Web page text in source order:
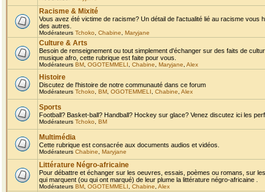
Racisme & Mixité
Vous avez été victime de racisme? Un détail de l'actualité lié au racisme
des autres.
Modérateurs Tchoko Chabine Maryjane
Culture & Arts
Besoin de renseignement ou tout simplement d'échanger sur des faits de
musique afro, cette rubrique est faite pour vous.
Modérateurs BM OGOTEMMELI Chabine Maryjane Alex
Histoire
Discutez de l'histoire de notre communauté dans ce forum
Modérateurs Tchoko BM OGOTEMMELI Chabine Alex
Sports
Football? Basket-ball? Handball? Hockey sur glace? Venez discutez ici les
Modérateurs Tchoko BM
Multimédia
Cette rubrique est consacrée aux documents audios et vidéos.
Modérateurs Chabine Maryjane
Littérature Négro-africaine
Pour débattre et échanger sur les oeuvres, essais, poèmes ou romans, sur
qui marquent (ou qui ont marqué) de leur plume la littérature négro-africaine .
Modérateurs BM OGOTEMMELI Chabine Alex